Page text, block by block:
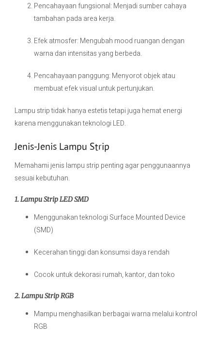
Pencahayaan fungsional: Menjadi sumber cahaya
tambahan pada area kerja.
Efek atmosfer: Mengubah mood ruangan dengan
warna dan intensitas yang berbeda.
Pencahayaan panggung: Menyorot objek atau
membuat efek visual untuk pertunjukan.
Lampu strip tidak hanya estetis tetapi juga hemat energi
karena menggunakan teknologi LED.
Jenis-Jenis Lampu Strip
Memahami jenis lampu strip penting agar penggunaannya
sesuai kebutuhan.
1. Lampu Strip LED SMD
Menggunakan teknologi Surface Mounted Device
(SMD)
Kecerahan tinggi dan konsumsi daya rendah
Cocok untuk dekorasi rumah, kantor, dan toko
2. Lampu Strip RGB
Mampu menghasilkan berbagai warna melalui kontrol
RGB